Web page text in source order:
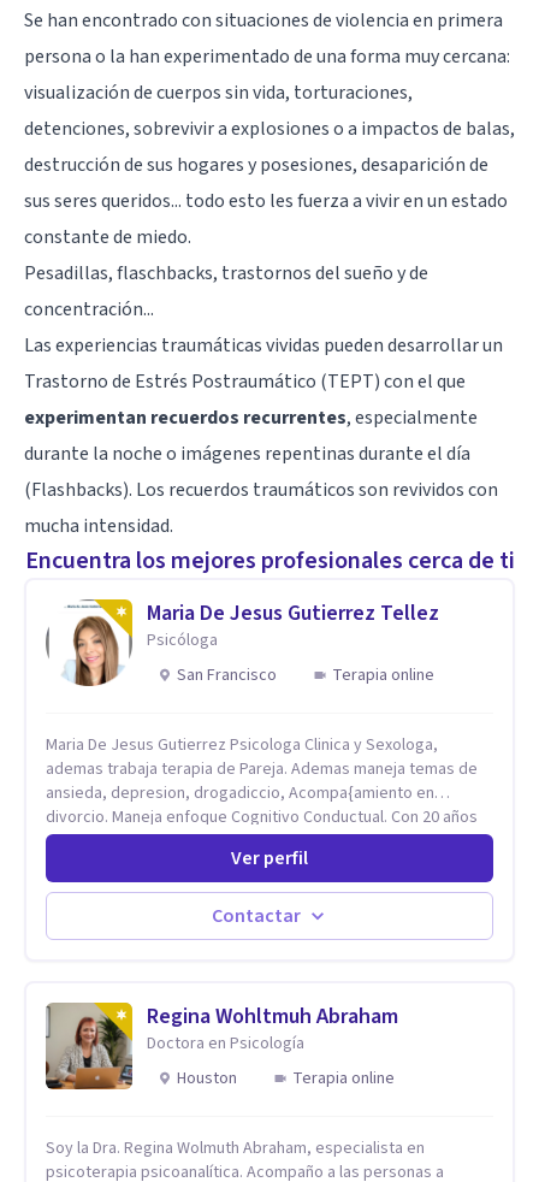
Se han encontrado con situaciones de violencia en primera
persona o la han experimentado de una forma muy cercana:
visualización de cuerpos sin vida, torturaciones,
detenciones, sobrevivir a explosiones o a impactos de balas,
destrucción de sus hogares y posesiones, desaparición de
sus seres queridos... todo esto les fuerza a vivir en un estado
constante de miedo.
Pesadillas, flaschbacks, trastornos del sueño y de
concentración...
Las experiencias traumáticas vividas pueden desarrollar un
Trastorno de Estrés Postraumático (TEPT) con el que
experimentan recuerdos recurrentes, especialmente
durante la noche o imágenes repentinas durante el día
(Flashbacks). Los recuerdos traumáticos son revividos con
mucha intensidad.
Encuentra los mejores profesionales cerca de ti
Maria De Jesus Gutierrez Tellez
Psicóloga
San Francisco
Terapia online
Maria De Jesus Gutierrez Psicologa Clinica y Sexologa,
ademas trabaja terapia de Pareja. Ademas maneja temas de
ansieda, depresion, drogadiccio, Acompa{amiento en
divorcio. Maneja enfoque Cognitivo Conductual. Con 20 años
de experiencia, constantemente capacitandose en las
diferntes areas de la Salud Mental.
Ver perfil
Contactar
Regina Wohltmuh Abraham
Doctora en Psicología
Houston
Terapia online
Soy la Dra. Regina Wolmuth Abraham, especialista en
psicoterapia psicoanalítica. Acompaño a las personas a